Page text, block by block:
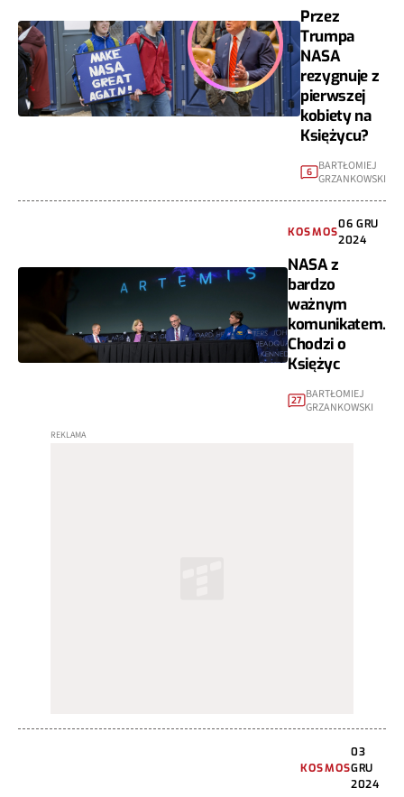
Przez
Trumpa
NASA
rezygnuje z
pierwszej
kobiety na
Księżycu?
6
BARTŁOMIEJ
GRZANKOWSKI
KOSMOS
06 GRU
2024
NASA z
bardzo
ważnym
komunikatem.
Chodzi o
Księżyc
27 BARTŁOMIEJ
GRZANKOWSKI
KOSMOS
03
GRU
2024